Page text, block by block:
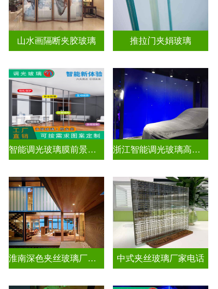
山水画隔断夹胶玻璃 推拉门夹娟玻璃
智能调光玻璃膜前景如何 浙江智能调光玻璃高隔间拆装
淮南深色夹丝玻璃厂家地址 中式夹丝玻璃厂家电话